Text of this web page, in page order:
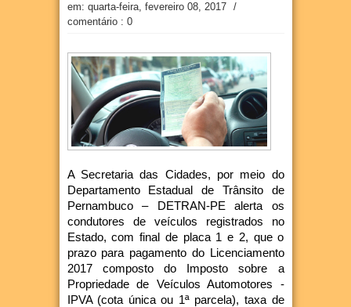
em: quarta-feira, fevereiro 08, 2017
/
comentário : 0
A Secretaria das Cidades, por meio do
Departamento Estadual de Trânsito de
Pernambuco – DETRAN-PE alerta os
condutores de veículos registrados no
Estado, com final de placa 1 e 2, que o
prazo para pagamento do Licenciamento
2017 composto do Imposto sobre a
Propriedade de Veículos Automotores -
IPVA (cota única ou 1ª parcela), taxa de